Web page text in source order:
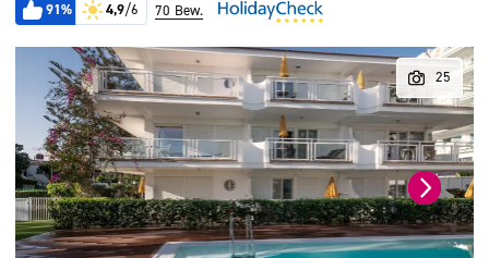
91% 4,9/6 70 Bew.